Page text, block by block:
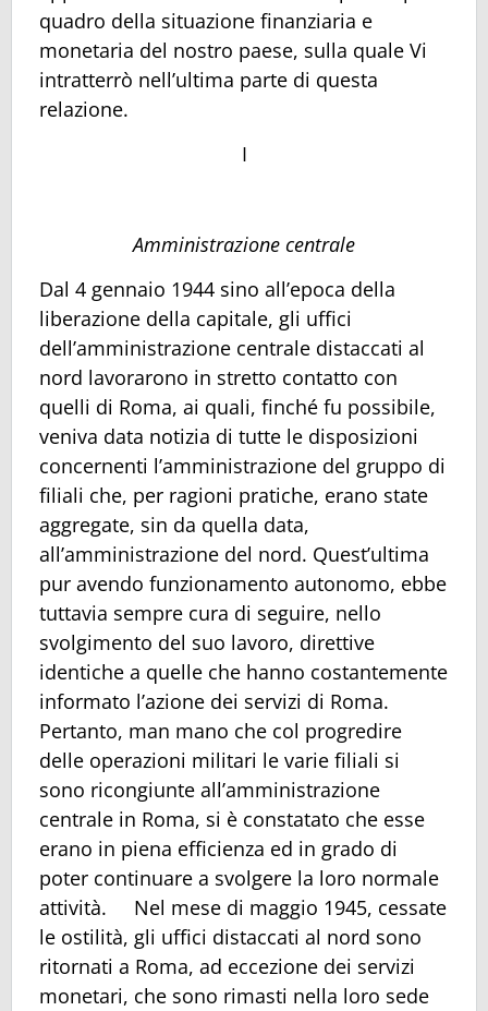
quadro della situazione finanziaria e
monetaria del nostro paese, sulla quale Vi
intratterrò nell’ultima parte di questa
relazione.
I
Amministrazione centrale
Dal 4 gennaio 1944 sino all’epoca della
liberazione della capitale, gli uffici
dell’amministrazione centrale distaccati al
nord lavorarono in stretto contatto con
quelli di Roma, ai quali, finché fu possibile,
veniva data notizia di tutte le disposizioni
concernenti l’amministrazione del gruppo di
filiali che, per ragioni pratiche, erano state
aggregate, sin da quella data,
all’amministrazione del nord. Quest’ultima
pur avendo funzionamento autonomo, ebbe
tuttavia sempre cura di seguire, nello
svolgimento del suo lavoro, direttive
identiche a quelle che hanno costantemente
informato l’azione dei servizi di Roma.
Pertanto, man mano che col progredire
delle operazioni militari le varie filiali si
sono ricongiunte all’amministrazione
centrale in Roma, si è constatato che esse
erano in piena efficienza ed in grado di
poter continuare a svolgere la loro normale
attività. Nel mese di maggio 1945, cessate
le ostilità, gli uffici distaccati al nord sono
ritornati a Roma, ad eccezione dei servizi
monetari, che sono rimasti nella loro sede